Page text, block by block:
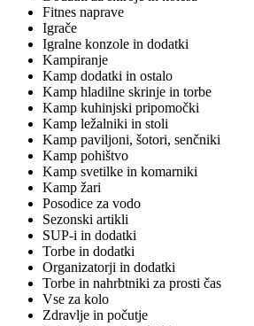
Fitnes naprave
Igrače
Igralne konzole in dodatki
Kampiranje
Kamp dodatki in ostalo
Kamp hladilne skrinje in torbe
Kamp kuhinjski pripomočki
Kamp ležalniki in stoli
Kamp paviljoni, šotori, senčniki
Kamp pohištvo
Kamp svetilke in komarniki
Kamp žari
Posodice za vodo
Sezonski artikli
SUP-i in dodatki
Torbe in dodatki
Organizatorji in dodatki
Torbe in nahrbtniki za prosti čas
Vse za kolo
Zdravlje in počutje